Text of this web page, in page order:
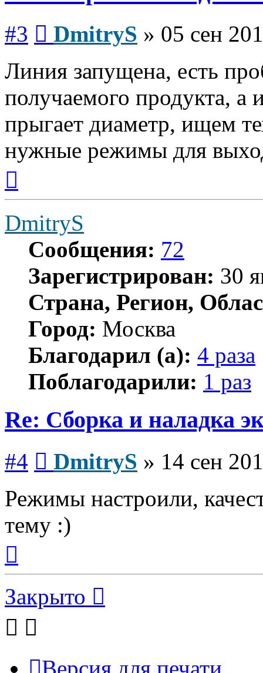
#3 DmitryS » 05 сен
Линия запущена, есть
получаемого продукта, а
прыгает диаметр, ищем
нужные режимы для
началу
DmitryS
Сообщения: 72
Зарегистрирован: 30
Страна, Регион,
Город: Москва
Благодарил (а): 4 раза
Поблагодарили: 1 раз
Re: Сборка и наладка
#4 DmitryS » 14 сен
Режимы настроили,
тему :)
началу
Закрыто
Версия для печати